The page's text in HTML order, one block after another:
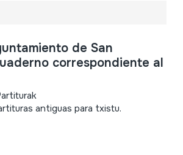
de San
correspondiente al
antiguas para txistu.